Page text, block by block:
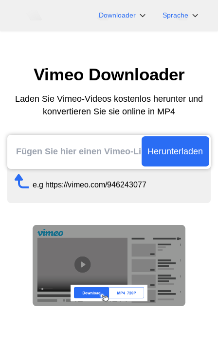
Downloader
OnlyFans
Myfans
Sprache
Português
한국어
Vimeo Downloader
Laden Sie Vimeo-Videos kostenlos herunter und
konvertieren Sie sie online in MP4
Herunterladen
e.g https://vimeo.com/946243077